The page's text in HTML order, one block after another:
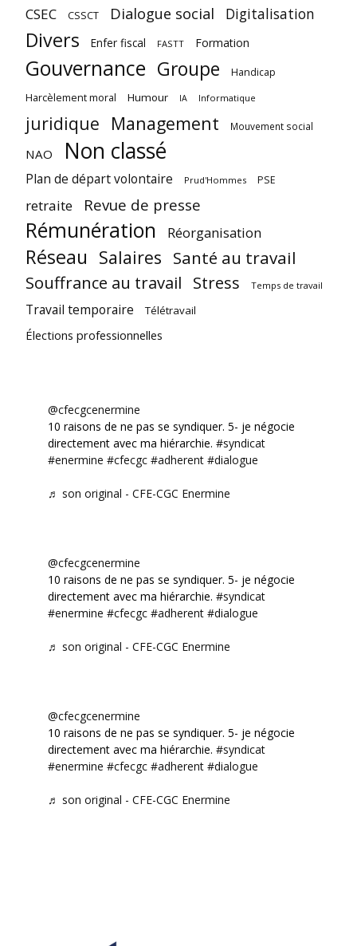
CSEC CSSCT Dialogue social Digitalisation
Divers Enfer fiscal FASTT Formation
Gouvernance Groupe Handicap
Harcèlement moral Humour IA Informatique
juridique Management Mouvement social
NAO Non classé
Plan de départ volontaire Prud'Hommes PSE
retraite Revue de presse
Rémunération Réorganisation
Réseau Salaires Santé au travail
Souffrance au travail Stress Temps de travail
Travail temporaire Télétravail
Élections professionnelles
@cfecgcenermine
10 raisons de ne pas se syndiquer. 5- je négocie
directement avec ma hiérarchie. #syndicat
#enermine #cfecgc #adherent #dialogue
♬ son original - CFE-CGC Enermine
@cfecgcenermine
10 raisons de ne pas se syndiquer. 5- je négocie
directement avec ma hiérarchie. #syndicat
#enermine #cfecgc #adherent #dialogue
♬ son original - CFE-CGC Enermine
@cfecgcenermine
10 raisons de ne pas se syndiquer. 5- je négocie
directement avec ma hiérarchie. #syndicat
#enermine #cfecgc #adherent #dialogue
♬ son original - CFE-CGC Enermine